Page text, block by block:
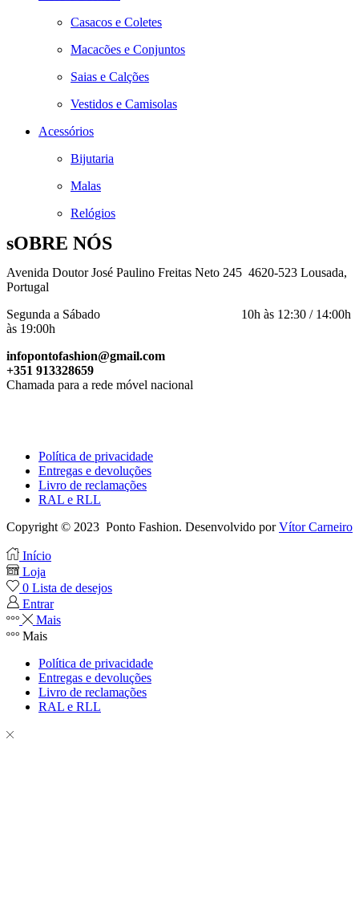
Casacos e Coletes
Macacões e Conjuntos
Saias e Calções
Vestidos e Camisolas
Acessórios
Bijutaria
Malas
Relógios
sOBRE NÓS
Avenida Doutor José Paulino Freitas Neto 245 4620-523 Lousada,
Portugal
Segunda a Sábado 10h às 12:30 / 14:00h
às 19:00h
infopontofashion@gmail.com
+351 913328659
Chamada para a rede móvel nacional
Política de privacidade
Entregas e devoluções
Livro de reclamações
RAL e RLL
Copyright © 2023 Ponto Fashion. Desenvolvido porVítor Carneiro
Início
Loja
0 Lista de desejos
Entrar
Mais
Mais
Política de privacidade
Entregas e devoluções
Livro de reclamações
RAL e RLL